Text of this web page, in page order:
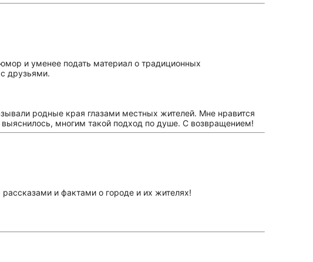
и уменее подать материал о традиционных
друзьями.
родные края глазами местных жителей. Мне нравится
многим такой подход по душе. С возвращением!
и фактами о городе и их жителях!